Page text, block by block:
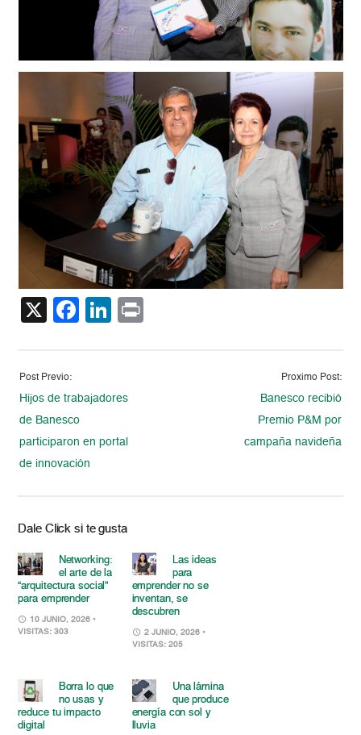
X Facebook
LinkedIn
Post Previo:
Hijos de trabajadores
de Banesco
participaron en portal
de innovación
Proximo Post:
Banesco recibió
Premio P&M por
campaña navideña
Dale Click si te gusta
Networking:
el arte de la
“arquitectura social”
para emprender
10 JUNIO, 2026 •
VISITAS: 303
Las ideas
para
emprender no se
inventan, se
descubren
2 JUNIO, 2026 •
VISITAS: 205
Borra lo que
no usas y
reduce tu impacto
digital
Una lámina
que produce
energía con sol y
lluvia